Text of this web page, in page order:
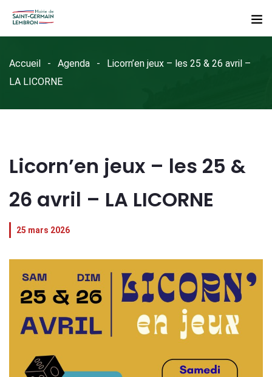
Accueil Agenda
Licorn’en jeux – les 25 & 26 avril –
LA LICORNE
Licorn’en jeux – les 25 &
26 avril – LA LICORNE
25 mars 2026